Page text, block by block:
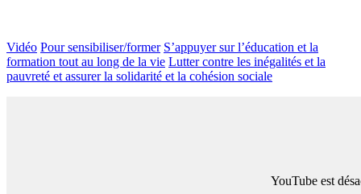
Vidéo Pour sensibiliser/former S’appuyer sur l’éducation et la
formation tout au long de la vie Lutter contre les inégalités et la
pauvreté et assurer la solidarité et la cohésion sociale
YouTube est